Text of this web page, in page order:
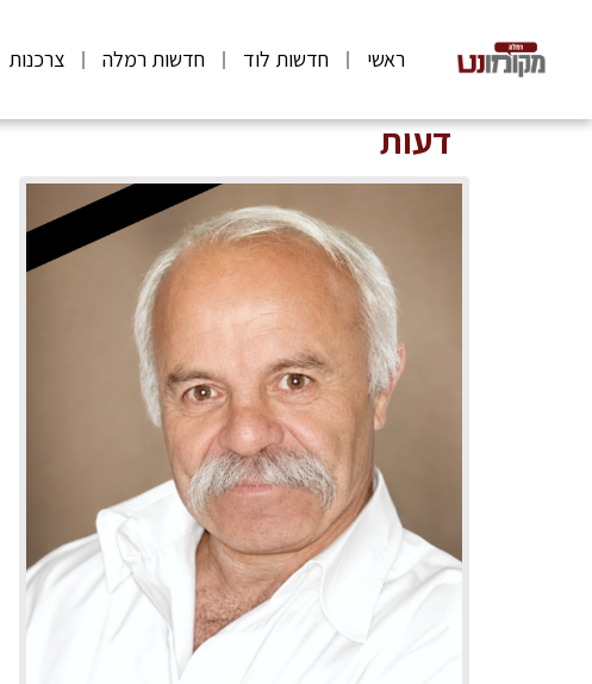
ראשי חדשות לוד חדשות רמלה צרכנות
דעות